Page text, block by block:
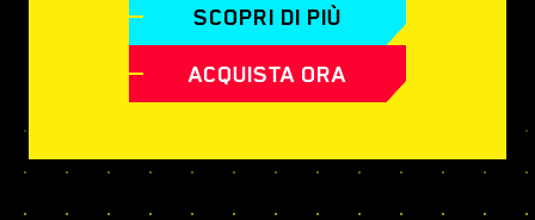
SCOPRI DI PIÙ
ACQUISTA ORA